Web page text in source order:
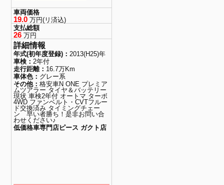
車両価格
19.0 万円(リ済込)
支払総額
26 万円
詳細情報
年式(初年度登録)： 2013(H25)年
車検： 2年付
走行距離： 16.7万Km
車体色： グレー系
その他：格安車N ONE プレミア
ムツアラー タイヤ＆バッテリー
現状 車検2年付 オートマ ターボ
4WD ファンベルト・CVTフルー
ド交換済み タイミングチェー
ン 早い者勝ち！是非お問い合
わせください♪
低価格車専門店ピース ガクト店